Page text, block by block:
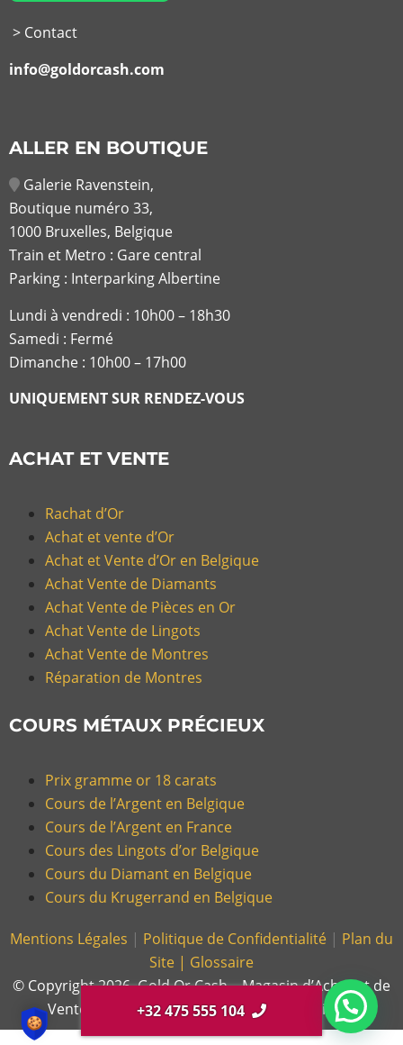
> Contact
info@goldorcash.com
+32 475 555 104
ALLER EN BOUTIQUE
Galerie Ravenstein,
Boutique numéro 33,
1000 Bruxelles, Belgique
Train et Metro : Gare central
Parking : Interparking Albertine
Lundi à vendredi : 10h00 – 18h30
Samedi : Fermé
Dimanche : 10h00 – 17h00
UNIQUEMENT SUR RENDEZ-VOUS
ACHAT ET VENTE
Rachat d’Or
Achat et vente d’Or
Achat et Vente d’Or en Belgique
Achat Vente de Diamants
Achat Vente de Pièces en Or
Achat Vente de Lingots
Achat Vente de Montres
Réparation de Montres
COURS MÉTAUX PRÉCIEUX
Prix gramme or 18 carats
Cours de l’Argent en Belgique
Cours de l’Argent en France
Cours des Lingots d’or Belgique
Cours du Diamant en Belgique
Cours du Krugerrand en Belgique
Mentions Légales | Politique de Confidentialité | Plan du
Site | Glossaire
© Copyright 2026, Gold Or Cash – Magasin d’Achat et de
Vente d’Or et Bijoux en France et en Belgique.